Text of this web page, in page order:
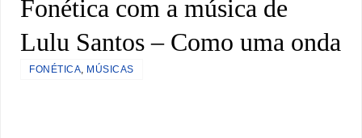
Fonética com a música de
Lulu Santos – Como uma onda
FONÉTICA MÚSICAS